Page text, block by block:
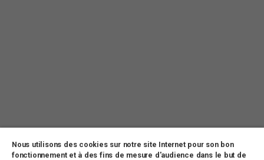
CONTACT PARTENARIATS
OFFRES D’EMPLOI
Nous utilisons des cookies sur notre site Internet pour son bon
fonctionnement et à des fins de mesure d'audience dans le but de